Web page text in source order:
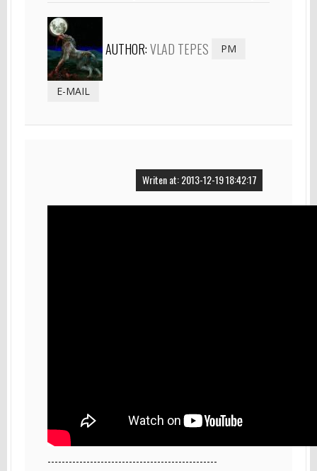
AUTHOR:VLAD TEPES PM
E-MAIL
Writen at: 2013-12-19 18:42:17
------------------------------------------------